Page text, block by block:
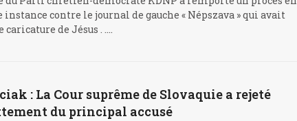
contre le journal de gauche « Népszava » qui avait
caricature de Jésus . .…
: La Cour suprême de Slovaquie a rejeté
du principal accusé